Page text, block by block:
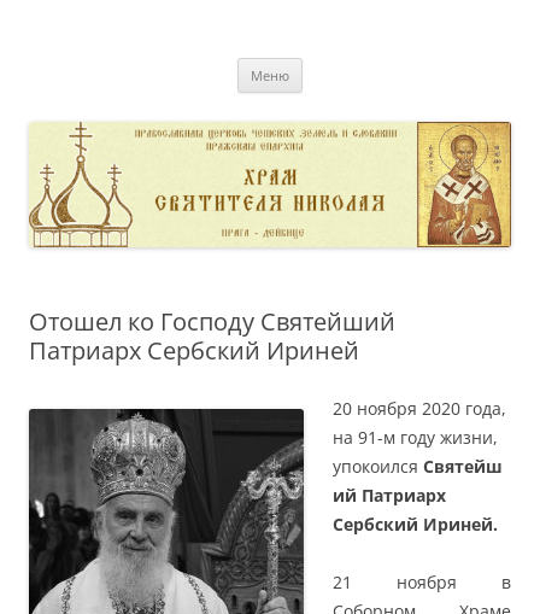
Меню
Отошел ко Господу Святейший
Патриарх Сербский Ириней
20 ноября 2020 года,
на 91-м году жизни,
упокоился Святейш
ий Патриарх
Сербский Ириней.
21 ноября в